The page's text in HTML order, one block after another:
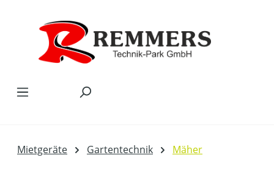
Mietgeräte Gartentechnik Mäher